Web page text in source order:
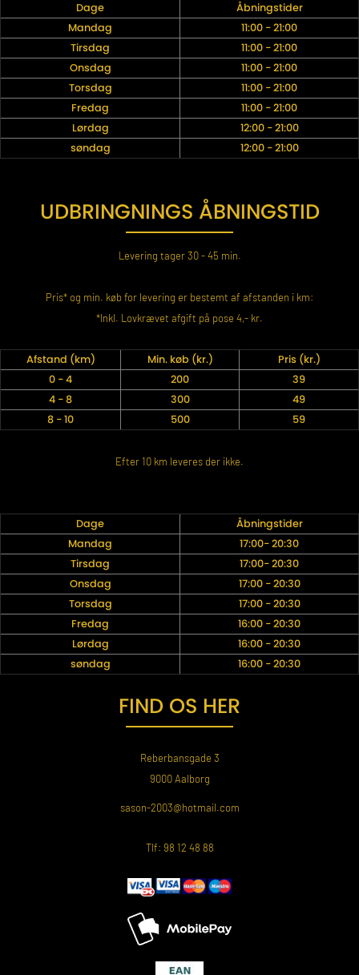
Dage
Åbningstider
Mandag
11:00 - 21:00
Tirsdag
11:00 - 21:00
Onsdag
11:00 - 21:00
Torsdag
11:00 - 21:00
Fredag
11:00 - 21:00
Lørdag
12:00 - 21:00
søndag
12:00 - 21:00
UDBRINGNINGS ÅBNINGSTID
Levering tager 30 - 45 min.
Pris* og min. køb for levering er bestemt af afstanden i km:
*Inkl. Lovkrævet afgift på pose 4,- kr.
Afstand (km) Min. køb (kr.)
Pris (kr.)
0 - 4
200
39
4 - 8
300
49
8 - 10
500 59
Efter 10 km leveres der ikke.
Dage
Åbningstider
Mandag
17:00- 20:30
Tirsdag
17:00- 20:30
Onsdag
17:00 - 20:30
Torsdag
17:00 - 20:30
Fredag
16:00 - 20:30
Lørdag
16:00 - 20:30
søndag
16:00 - 20:30
FIND OS HER
Reberbansgade 3
9000 Aalborg
sason-2003@hotmail.com
Tlf: 98 12 48 88